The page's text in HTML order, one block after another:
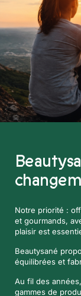
Notre priorité :
et gourmands,
plaisir est
Beautysané
équilibrées et
Au fil des
gammes de